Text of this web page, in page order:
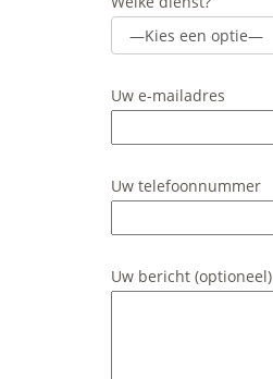
Uw e-mailadres
Uw telefoonnummer
Uw bericht (optioneel)